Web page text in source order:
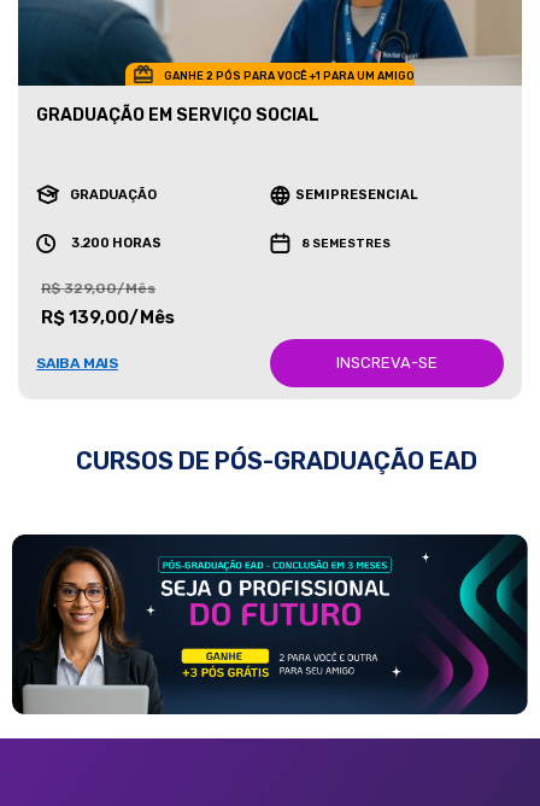
GANHE 2 PÓS PARA VOCÊ +1 PARA UM AMIGO
GRADUAÇÃO EM SERVIÇO SOCIAL
GRADUAÇÃO SEMIPRESENCIAL
3.200 HORAS 8 SEMESTRES
R$ 329,00/Mês
R$ 139,00/Mês
SAIBA MAIS INSCREVA-SE
CURSOS DE PÓS-GRADUAÇÃO EAD